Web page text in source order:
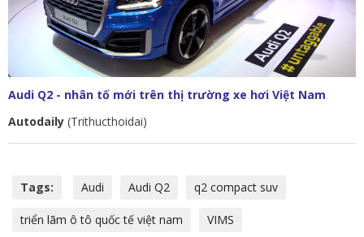
Audi Q2 - nhân tố mới trên thị trường xe hơi Việt Nam
Autodaily (Trithucthoidai)
Tags: Audi Audi Q2 q2 compact suv
triển lãm ô tô quốc tế việt nam VIMS